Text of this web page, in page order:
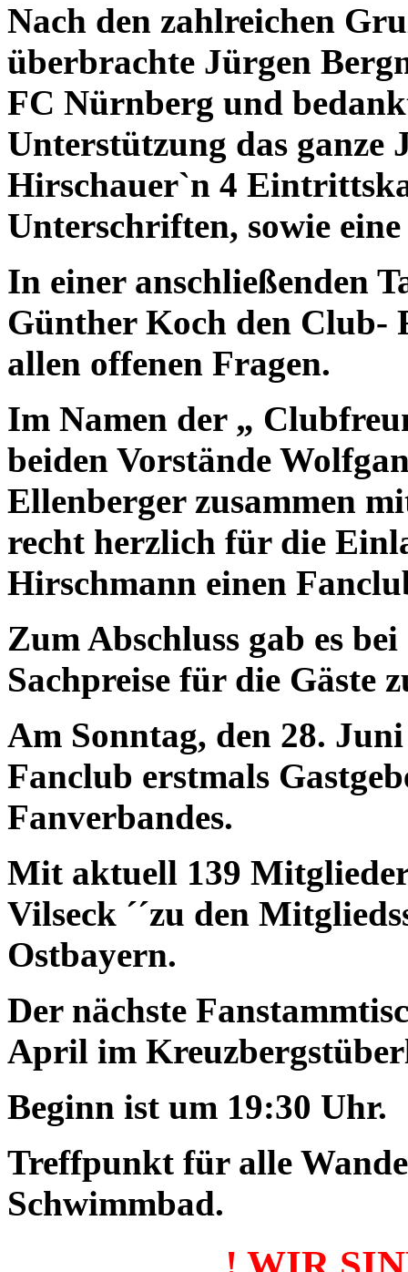
Nach den zahlreichen
überbrachte Jürgen
FC Nürnberg und
Unterstützung das ganze
Hirschauer`n 4
Unterschriften, sowie
In einer anschließenden
Günther Koch den Club-
allen offenen Fragen.
Im Namen der „
beiden Vorstände
Ellenberger zusammen
recht herzlich für die
Hirschmann einen
Zum Abschluss gab es
Sachpreise für die Gäste
Am Sonntag, den 28.
Fanclub erstmals
Fanverbandes.
Mit aktuell 139
Vilseck ´´zu den
Ostbayern.
Der nächste
April im
Beginn ist um 19:30 Uhr.
Treffpunkt für alle
Schwimmbad.